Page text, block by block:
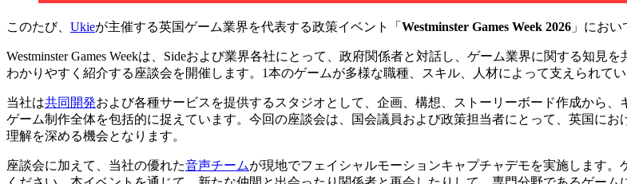
このたび、 Ukieが主催する英国ゲーム業界を代表する政策イベント「 Westminster Games Week 2026 」にお
Westminster Games Weekは、Sideおよび業界各社にとって、政府関係者と対話し、ゲーム業界に関する知
わかりやすく紹介する座談会を開催します。1本のゲームが多様な職種、スキル、人材によって支えられて
当社は共同開発および各種サービスを提供するスタジオとして、企画、構想、ストーリーボード作成から
ゲーム制作全体を包括的に捉えています。今回の座談会は、国会議員および政策担当者にとって、英国に
理解を深める機会となります。
座談会に加えて、当社の優れた音声チームが現地でフェイシャルモーションキャプチャデモを実施します